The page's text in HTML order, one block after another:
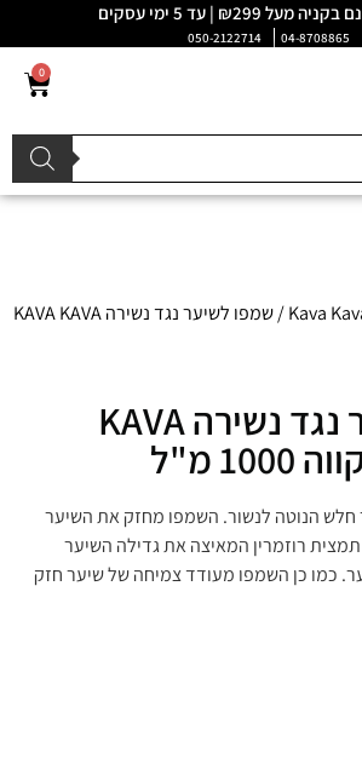
₪299 | עד 5 ימי עסקים
04-8708865
050-2122714
0
Kava
/ ⁩שמפו לשיער נגד נשירה KAVA KAVA
⁩שמפו לשיער נגד נשירה KAVA
חלש הנוטה לנשור. השמפו מחזק את השיער
רוזמרין המאיצה את גדילה השיער
כמו כן השמפו מעודד צמיחה של שיער חזק